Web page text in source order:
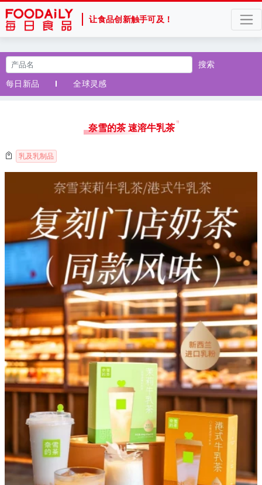
让食品创新触手可及！
搜索
每日新品
全球灵感
奈雪的茶 速溶牛乳茶
乳及乳制品